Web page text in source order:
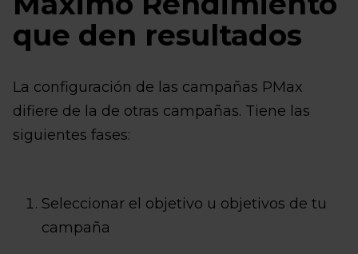
que den resultados
La configuración de las campañas PMax
difiere de la de otras campañas. Tiene las
siguientes fases:
Seleccionar el objetivo u objetivos de tu
campaña